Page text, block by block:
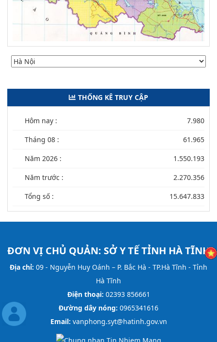
THỐNG KÊ TRUY CẬP
Hôm nay : 7.980
Tháng 08 : 61.965
Năm 2026 : 1.550.193
Năm trước : 2.270.356
Tổng số : 15.647.833
ĐƠN VỊ CHỦ QUẢN: SỞ Y TẾ TỈNH HÀ TĨNH
Địa chỉ: 09 - Nguyễn Huy Oánh – P. Bắc Hà - TP.Hà Tĩnh - Tỉnh
Hà Tĩnh
Điện thoại: 02393 856661
Đường dây nóng: 0965341616
Email: vanphong.syt@hatinh.gov.vn